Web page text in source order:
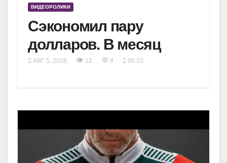
ВИДЕОРОЛИКИ
Сэкономил пару
долларов. В месяц
АВГ 5, 2026 👁 12 💬 8 06:23